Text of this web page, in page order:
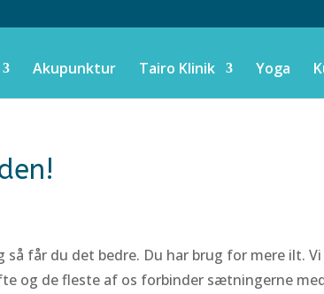
Akupunktur Tairo Klinik Yoga
får du det bedre. Du har brug for mere ilt. Vi
og de fleste af os forbinder sætningerne